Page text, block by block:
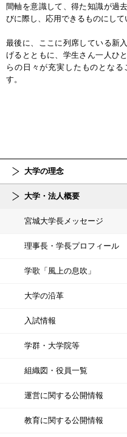
間軸を意識して、得た知識が過
びに際し、応用できるものにして
最後に、ここに列席している新
げるとともに、学生さん一人ひ
らの日々が充実したものとな
す。
大学の理念
大学・法人概要
宮城大学長メッセージ
理事長・学長プロフィール
学歌「風上の息吹」
大学の沿革
入試情報
学群・大学院等
組織図・役員一覧
運営に関する公開情報
教育に関する公開情報